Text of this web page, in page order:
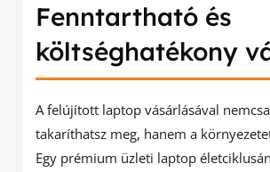
Fenntartható és
költséghatékony
A felújított laptop vásárlásával
takaríthatsz meg, hanem a
Egy prémium üzleti laptop